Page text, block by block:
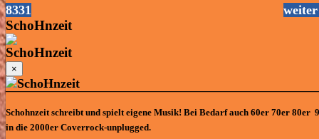
8331 weiter
SchoHnzeit
×
Schohnzeit schreibt und spielt eigene Musik! Bei Bedarf auch 60er 70er 80er
in die 2000er Coverrock-unplugged.